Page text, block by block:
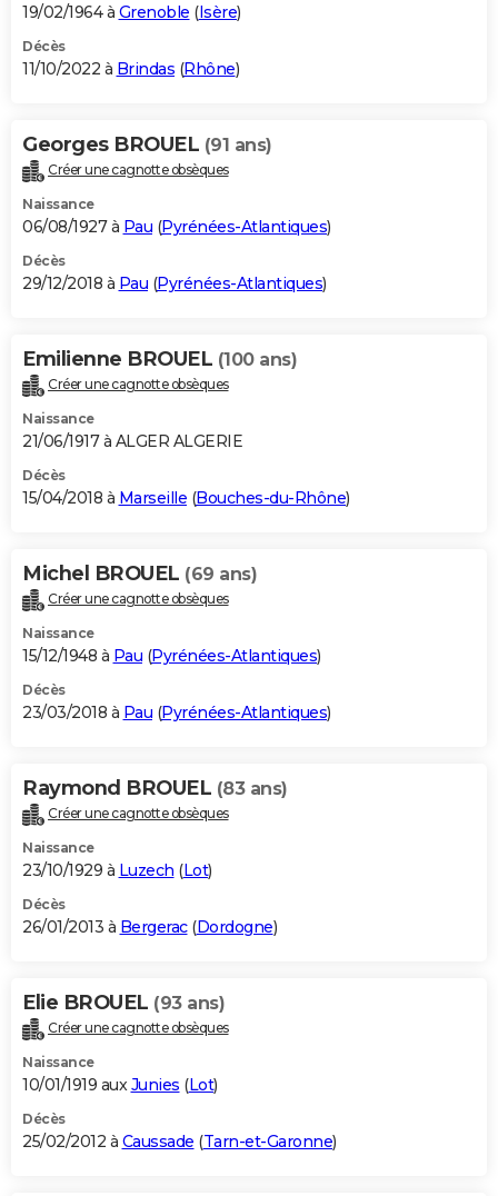
19/02/1964 à Grenoble (Isère)
Décès
11/10/2022 à Brindas (Rhône)
Georges BROUEL (91 ans)
Créer une cagnotte obsèques
Naissance
06/08/1927 à Pau (Pyrénées-Atlantiques)
Décès
29/12/2018 à Pau (Pyrénées-Atlantiques)
Emilienne BROUEL (100 ans)
Créer une cagnotte obsèques
Naissance
21/06/1917 à ALGER ALGERIE
Décès
15/04/2018 à Marseille (Bouches-du-Rhône)
Michel BROUEL (69 ans)
Créer une cagnotte obsèques
Naissance
15/12/1948 à Pau (Pyrénées-Atlantiques)
Décès
23/03/2018 à Pau (Pyrénées-Atlantiques)
Raymond BROUEL (83 ans)
Créer une cagnotte obsèques
Naissance
23/10/1929 à Luzech (Lot)
Décès
26/01/2013 à Bergerac(Dordogne)
Elie BROUEL (93 ans)
Créer une cagnotte obsèques
Naissance
10/01/1919 auxJunies (Lot)
Décès
25/02/2012 à Caussade (Tarn-et-Garonne)